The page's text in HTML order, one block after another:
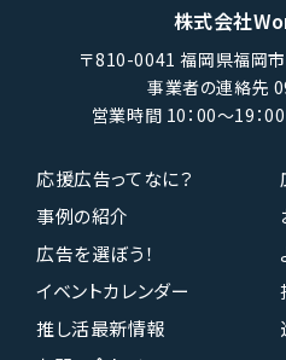
株式会社
〒810-0041 福岡県福岡
事業者の連絡先
営業時間 10：00〜19：
応援広告ってなに？
事例の紹介
広告を選ぼう！
イベントカレンダー
推し活最新情報